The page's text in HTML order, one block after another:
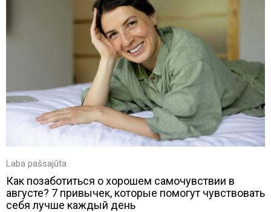
Laba pašsajūta
Как позаботиться о хорошем самочувствии в
августе? 7 привычек, которые помогут чувствовать
себя лучше каждый день